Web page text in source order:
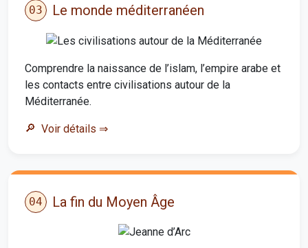
03 Le monde méditerranéen
Comprendre la naissance de l’islam, l’empire arabe et
les contacts entre civilisations autour de la
Méditerranée.
Voir détails ⇒
04 La fin du Moyen Âge